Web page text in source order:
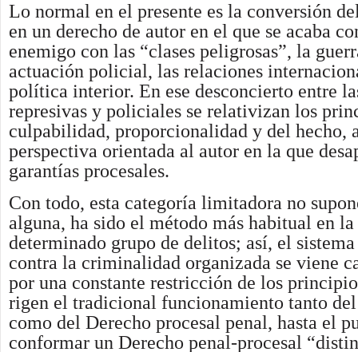
Lo normal en el presente es la conversión
en un derecho de autor en el que se acaba
enemigo con las “clases peligrosas”, la
actuación policial, las relaciones
política interior. En ese desconcierto entre
represivas y policiales se relativizan los
culpabilidad, proporcionalidad y del hecho,
perspectiva orientada al autor en la que
garantías procesales.
Con todo, esta categoría limitadora no
alguna, ha sido el método más habitual en
determinado grupo de delitos; así, el
contra la criminalidad organizada se viene
por una constante restricción de los
rigen el tradicional funcionamiento tanto
como del Derecho procesal penal, hasta el
conformar un Derecho penal-procesal